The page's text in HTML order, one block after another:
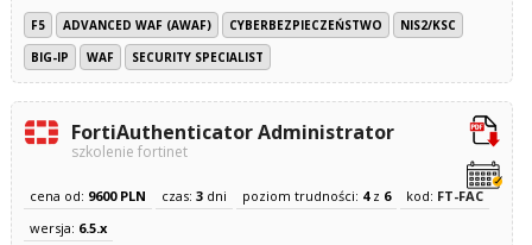
F5 ADVANCED WAF (AWAF) CYBERBEZPIECZEŃSTWO
NIS2/KSC
BIG-IP
WAF SECURITY SPECIALIST
FortiAuthenticator Administrator
szkolenie fortinet
cena od: 9600 PLN czas: 3dni poziom trudności: 4z 6 kod: FT-FAC
wersja: 6.5.x